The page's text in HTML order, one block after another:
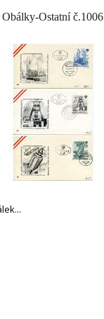
Obálky-Ostatní č.1006